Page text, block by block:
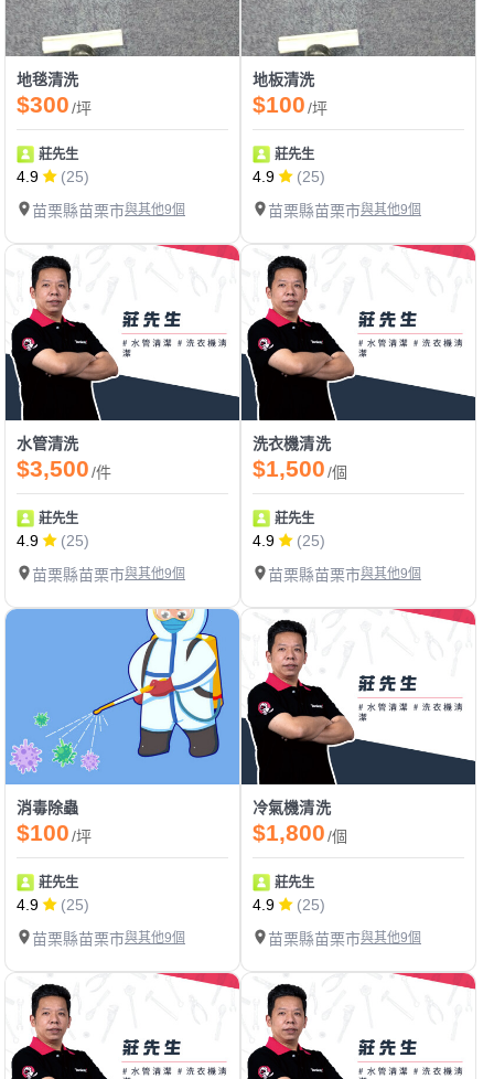
地毯清洗
$300/坪
莊先生
4.9
(25)
苗栗縣苗栗市與其他9個
地板清洗
$100/坪
莊先生
4.9
(25)
苗栗縣苗栗市與其他9個
水管清洗
$3,500/件
莊先生
4.9
(25)
苗栗縣苗栗市與其他9個
洗衣機清洗
$1,500/個
莊先生
4.9
(25)
苗栗縣苗栗市與其他9個
消毒除蟲
$100/坪
莊先生
4.9
(25)
苗栗縣苗栗市與其他9個
冷氣機清洗
$1,800/個
莊先生
4.9
(25)
苗栗縣苗栗市與其他9個